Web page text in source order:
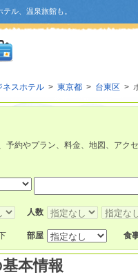
ル、温泉旅館も。
ネスホテル > 東京都 > 台東区 >
予約やプラン、料金、地図、アク
人数
部屋 食
本情報